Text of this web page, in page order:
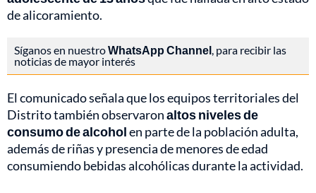
de alicoramiento.
Síganos en nuestroWhatsApp Channel, para recibir las
noticias de mayor interés
El comunicado señala que los equipos territoriales del
Distrito también observaronaltos niveles de
consumo de alcoholen parte de la población adulta,
además de riñas y presencia de menores de edad
consumiendo bebidas alcohólicas durante la actividad.